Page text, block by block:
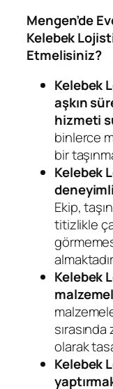
Mengen’de
Kelebek
Etmelisiniz?
Kelebek
aşkın
hizmeti
binlerce
bir
Kelebek
Ekip,
titizlikle
Kelebek
olarak
Kelebek